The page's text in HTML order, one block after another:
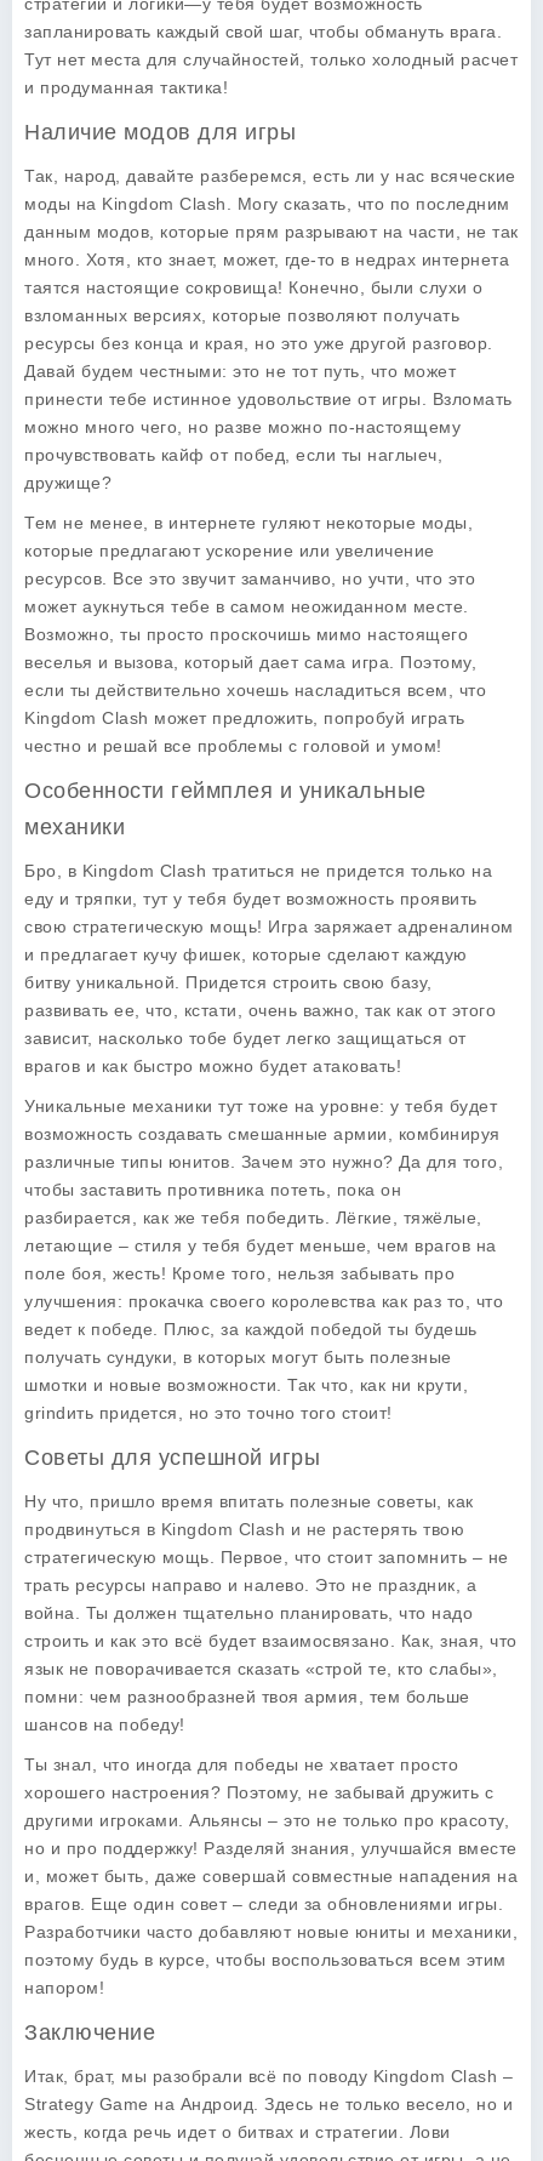
запланировать каждый свой шаг, чтобы обмануть врага.
Тут нет места для случайностей, только холодный расчет
и продуманная тактика!
Наличие модов для игры
Так, народ, давайте разберемся, есть ли у нас всяческие
моды на Kingdom Clash. Могу сказать, что по последним
данным модов, которые прям разрывают на части, не так
много. Хотя, кто знает, может, где-то в недрах интернета
таятся настоящие сокровища! Конечно, были слухи о
взломанных версиях, которые позволяют получать
ресурсы без конца и края, но это уже другой разговор.
Давай будем честными: это не тот путь, что может
принести тебе истинное удовольствие от игры. Взломать
можно много чего, но разве можно по-настоящему
прочувствовать кайф от побед, если ты наглыеч,
дружище?
Тем не менее, в интернете гуляют некоторые моды,
которые предлагают ускорение или увеличение
ресурсов. Все это звучит заманчиво, но учти, что это
может аукнуться тебе в самом неожиданном месте.
Возможно, ты просто проскочишь мимо настоящего
веселья и вызова, который дает сама игра. Поэтому,
если ты действительно хочешь насладиться всем, что
Kingdom Clash может предложить, попробуй играть
честно и решай все проблемы с головой и умом!
Особенности геймплея и уникальные
механики
Бро, в Kingdom Clash тратиться не придется только на
еду и тряпки, тут у тебя будет возможность проявить
свою стратегическую мощь! Игра заряжает адреналином
и предлагает кучу фишек, которые сделают каждую
битву уникальной. Придется строить свою базу,
развивать ее, что, кстати, очень важно, так как от этого
зависит, насколько тобе будет легко защищаться от
врагов и как быстро можно будет атаковать!
Уникальные механики тут тоже на уровне: у тебя будет
возможность создавать смешанные армии, комбинируя
различные типы юнитов. Зачем это нужно? Да для того,
чтобы заставить противника потеть, пока он
разбирается, как же тебя победить. Лёгкие, тяжёлые,
летающие – стиля у тебя будет меньше, чем врагов на
поле боя, жесть! Кроме того, нельзя забывать про
улучшения: прокачка своего королевства как раз то, что
ведет к победе. Плюс, за каждой победой ты будешь
получать сундуки, в которых могут быть полезные
шмотки и новые возможности. Так что, как ни крути,
grindить придется, но это точно того стоит!
Советы для успешной игры
Ну что, пришло время впитать полезные советы, как
продвинуться в Kingdom Clash и не растерять твою
стратегическую мощь. Первое, что стоит запомнить – не
трать ресурсы направо и налево. Это не праздник, а
война. Ты должен тщательно планировать, что надо
строить и как это всё будет взаимосвязано. Как, зная, что
язык не поворачивается сказать «строй те, кто слабы»,
помни: чем разнообразней твоя армия, тем больше
шансов на победу!
Ты знал, что иногда для победы не хватает просто
хорошего настроения? Поэтому, не забывай дружить с
другими игроками. Альянсы – это не только про красоту,
но и про поддержку! Разделяй знания, улучшайся вместе
и, может быть, даже совершай совместные нападения на
врагов. Еще один совет – следи за обновлениями игры.
Разработчики часто добавляют новые юниты и механики,
поэтому будь в курсе, чтобы воспользоваться всем этим
напором!
Заключение
Итак, брат, мы разобрали всё по поводу Kingdom Clash –
Strategy Game на Андроид. Здесь не только весело, но и
жесть, когда речь идет о битвах и стратегии. Лови